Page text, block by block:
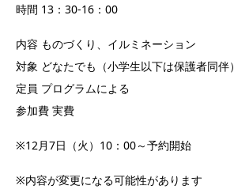
時間 13：30-16：00
内容 ものづくり、イルミネーション
対象 どなたでも（小学生以下は保護者同伴）
定員 プログラムによる
参加費 実費
※12月7日（火）10：00～予約開始
※内容が変更になる可能性があります